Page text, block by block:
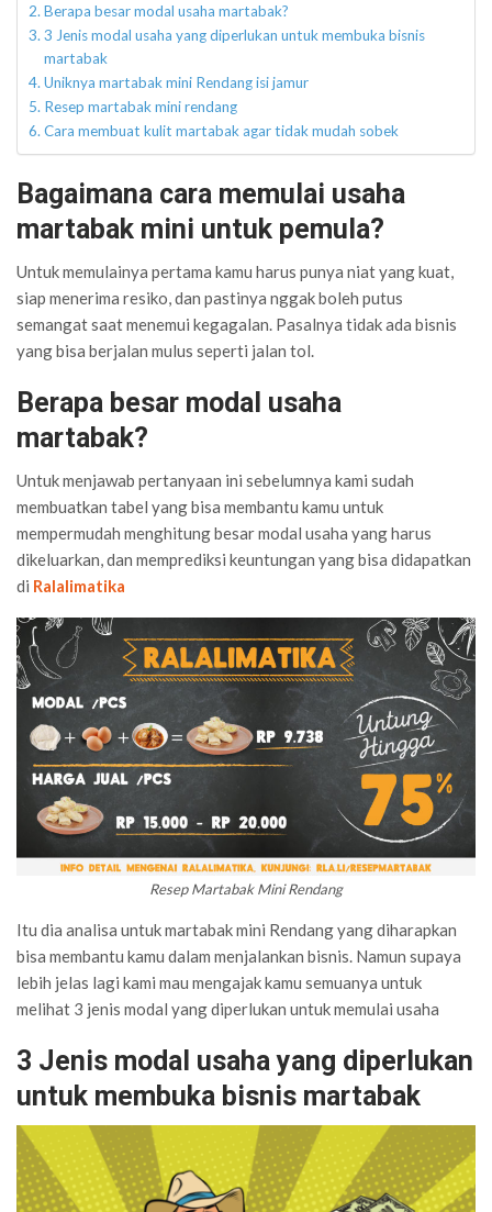
Berapa besar modal usaha martabak?
3 Jenis modal usaha yang diperlukan untuk membuka bisnis
martabak
Uniknya martabak mini Rendang isi jamur
Resep martabak mini rendang
Cara membuat kulit martabak agar tidak mudah sobek
Bagaimana cara memulai usaha
martabak mini untuk pemula?
Untuk memulainya pertama kamu harus punya niat yang kuat,
siap menerima resiko, dan pastinya nggak boleh putus
semangat saat menemui kegagalan. Pasalnya tidak ada bisnis
yang bisa berjalan mulus seperti jalan tol.
Berapa besar modal usaha
martabak?
Untuk menjawab pertanyaan ini sebelumnya kami sudah
membuatkan tabel yang bisa membantu kamu untuk
mempermudah menghitung besar modal usaha yang harus
dikeluarkan, dan memprediksi keuntungan yang bisa didapatkan
di Ralalimatika
Resep Martabak Mini Rendang
Itu dia analisa untuk martabak mini Rendang yang diharapkan
bisa membantu kamu dalam menjalankan bisnis. Namun supaya
lebih jelas lagi kami mau mengajak kamu semuanya untuk
melihat 3 jenis modal yang diperlukan untuk memulai usaha
3 Jenis modal usaha yang diperlukan
untuk membuka bisnis martabak